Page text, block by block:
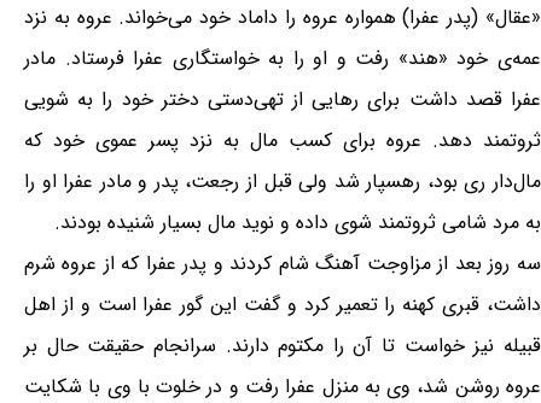
«عقال» (پدر عفرا) همواره عروه را داماد خود می‌خواند. عروه به نزد
عمه‌ی خود «هند» رفت و او را به خواستگاری عفرا فرستاد. مادر
عفرا قصد داشت برای رهایی از تهی‌دستی دختر خود را به شویی
ثروتمند دهد. عروه برای کسب مال به نزد پسر عموی خود که
مال‌دار ری بود، رهسپار شد ولی قبل از رجعت، پدر و مادر عفرا او را
به مرد شامی ثروتمند شوی داده و نوید مال بسیار شنیده بودند.
سه روز بعد از مزاوجت آهنگ شام کردند و پدر عفرا که از عروه شرم
داشت، قبری کهنه را تعمیر کرد و گفت این گور عفرا است و از اهل
قبیله نیز خواست تا آن را مکتوم دارند. سرانجام حقیقت حال بر
عروه روشن شد، وی به منزل عفرا رفت و در خلوت با وی با شکایت